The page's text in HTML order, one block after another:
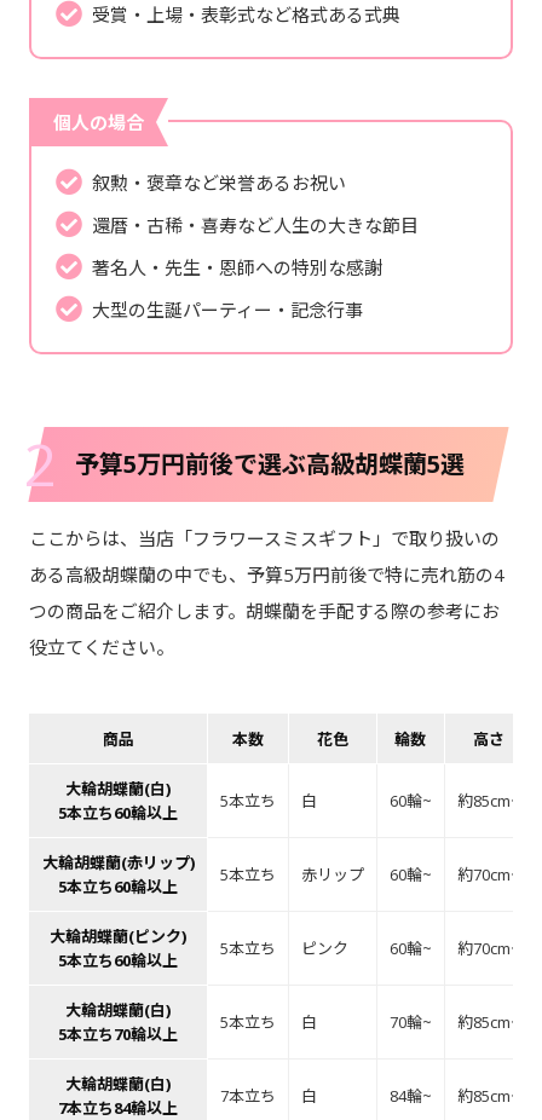
受賞・上場・表彰式など格式ある式典
個人の場合
叙勲・褒章など栄誉あるお祝い
還暦・古稀・喜寿など人生の大きな節目
著名人・先生・恩師への特別な感謝
大型の生誕パーティー・記念行事
2 予算5万円前後で選ぶ高級胡蝶蘭5選
ここからは、当店「フラワースミスギフト」で取り扱いの
ある高級胡蝶蘭の中でも、予算5万円前後で特に売れ筋の4
つの商品をご紹介します。胡蝶蘭を手配する際の参考にお
役立てください。
商品 本数 花色 輪数 高さ
大輪胡蝶蘭(白)
5本立ち60輪以上
5本立ち 白 60輪~ 約85cm~
大輪胡蝶蘭(赤リップ)
5本立ち60輪以上
5本立ち 赤リップ 60輪~ 約70cm~
大輪胡蝶蘭(ピンク)
5本立ち60輪以上
5本立ち ピンク 60輪~ 約70cm~
大輪胡蝶蘭(白)
5本立ち70輪以上
5本立ち 白 70輪~ 約85cm~
大輪胡蝶蘭(白)
7本立ち84輪以上
7本立ち 白 84輪~ 約85cm~